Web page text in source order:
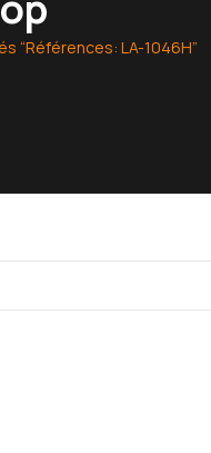
“Références: LA-1046H”